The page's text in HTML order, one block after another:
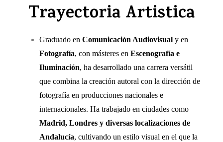
Trayectoria Artistica
Graduado en Comunicación Audiovisual y en
Fotografía, con másteres en Escenografía e
Iluminación, ha desarrollado una carrera versátil
que combina la creación autoral con la dirección de
fotografía en producciones nacionales e
internacionales. Ha trabajado en ciudades como
Madrid, Londres y diversas localizaciones de
Andalucía, cultivando un estilo visual en el que la